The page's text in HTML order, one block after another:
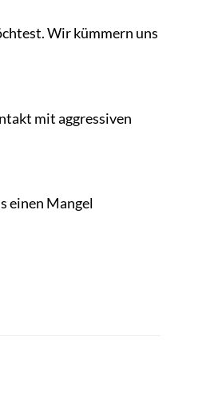
Wir kümmern uns
mit aggressiven
einen Mangel